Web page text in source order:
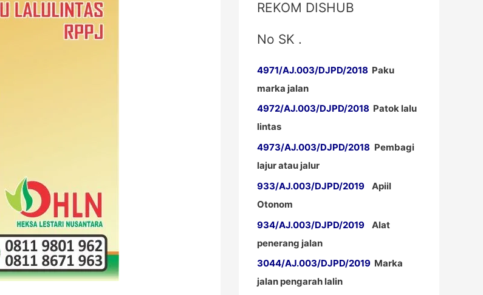
REKOM DISHUB
No SK .
4971/AJ.003/DJPD/2018 Paku
marka jalan
4972/AJ.003/DJPD/2018 Patok lalu
lintas
4973/AJ.003/DJPD/2018 Pembagi
lajur atau jalur
933/AJ.003/DJPD/2019 Apiil
Otonom
934/AJ.003/DJPD/2019 Alat
penerang jalan
3044/AJ.003/DJPD/2019 Marka
jalan pengarah lalin